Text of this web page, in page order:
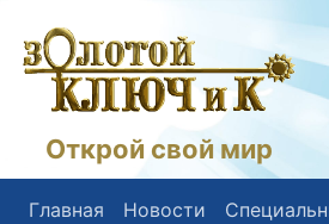
Открой свой мир
Главная Новости